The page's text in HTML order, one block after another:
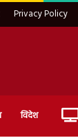
Privacy Policy
विदेश